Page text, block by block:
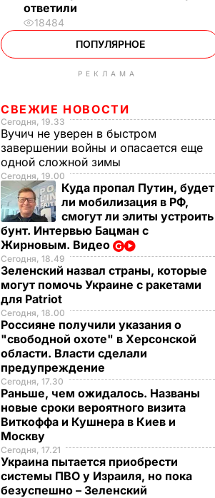
ответили
18484
ПОПУЛЯРНОЕ
РЕКЛАМА
СВЕЖИЕ НОВОСТИ
Сегодня, 19.33
Вучич не уверен в быстром
завершении войны и опасается еще
одной сложной зимы
Сегодня, 19.00
Куда пропал Путин, будет
ли мобилизация в РФ,
смогут ли элиты устроить
бунт. Интервью Бацман с
Жирновым. Видео
Сегодня, 18.49
Зеленский назвал страны, которые
могут помочь Украине с ракетами
для Patriot
Сегодня, 18.00
Россияне получили указания о
"свободной охоте" в Херсонской
области. Власти сделали
предупреждение
Сегодня, 17.30
Раньше, чем ожидалось. Названы
новые сроки вероятного визита
Виткоффа и Кушнера в Киев и
Москву
Сегодня, 17.21
Украина пытается приобрести
системы ПВО у Израиля, но пока
безуспешно – Зеленский